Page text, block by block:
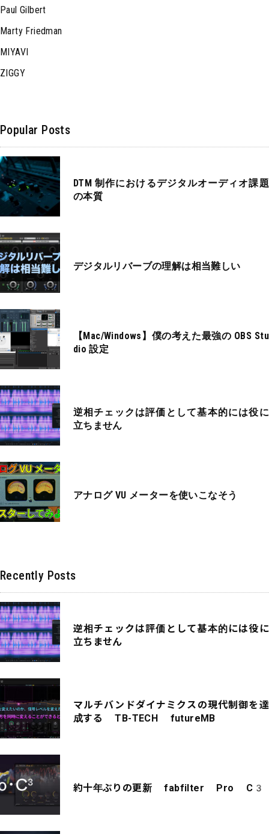
Paul Gilbert
Marty Friedman
MIYAVI
ZIGGY
Popular Posts
DTM 制作におけるデジタルオーディオ課題
の本質
デジタルリバーブの理解は相当難しい
【Mac/Windows】僕の考えた最強の OBS Stu
dio 設定
逆相チェックは評価として基本的には役に
立ちません
アナログ VU メーターを使いこなそう
Recently Posts
逆相チェックは評価として基本的には役に
立ちません
マルチバンドダイナミクスの現代制御を達
成する TB-TECH futureMB
約十年ぶりの更新 fabfilter Pro C3